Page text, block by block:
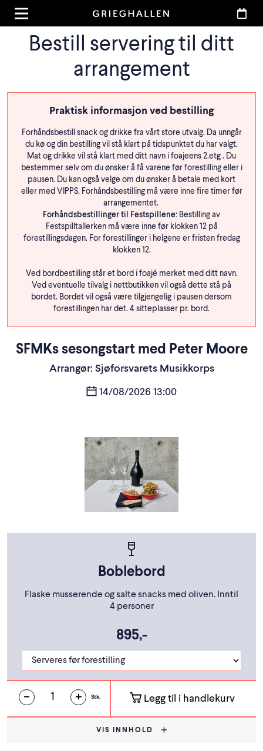
Bestill servering til ditt
arrangement
Praktisk informasjon ved bestilling
Forhåndsbestill snack og drikke fra vårt store utvalg. Da unngår
du kø og din bestilling vil stå klart på tidspunktet du har valgt.
Mat og drikke vil stå klart med ditt navn i foajeens 2.etg . Du
bestemmer selv om du ønsker å få varene før forestilling eller i
pausen. Du kan også velge om du ønsker å betale med kort
eller med VIPPS. Forhåndsbestilling må være inne fire timer før
arrangementet.
Forhåndsbestillinger til Festspillene: Bestilling av
Festspilltallerken må være inne før klokken 12 på
forestillingsdagen. For forestillinger i helgene er fristen fredag
klokken 12.
Ved bordbestilling står et bord i foajé merket med ditt navn.
Ved eventuelle tilvalg i nettbutikken vil også dette stå på
bordet. Bordet vil også være tilgjengelig i pausen dersom
forestillingen har det. 4 sitteplasser pr. bord.
SFMKs sesongstart med Peter Moore
Arrangør: Sjøforsvarets Musikkorps
14/08/2026 13:00
Boblebord
Flaske musserende og salte snacks med oliven. Inntil
4 personer
895,-
Stk. Legg til i handlekurv
VIS INNHOLD